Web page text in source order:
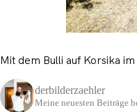
Mit dem Bulli auf Korsika
derbilderzaehler
Meine neuesten Beiträge